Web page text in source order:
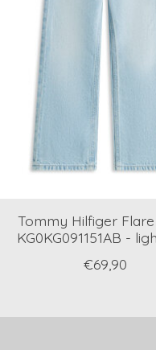
Tommy Hilfiger
KG0KG091151AB -
€69,90